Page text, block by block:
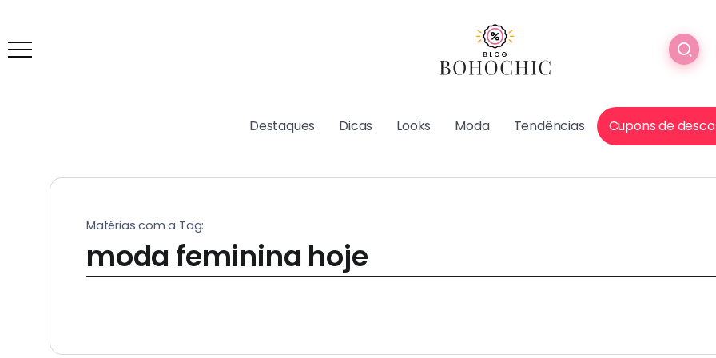
Destaques Dicas Looks Moda Tendências Cupons de
Matérias com a Tag:
moda feminina hoje